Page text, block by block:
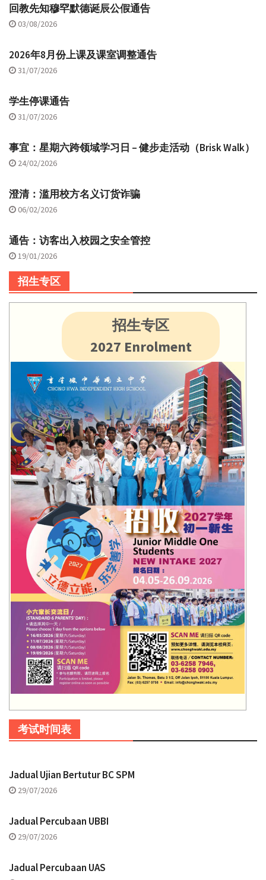
回教先知穆罕默德诞辰公假通告
03/08/2026
2026年8月份上课及课室调整通告
31/07/2026
学生停课通告
31/07/2026
事宜：星期六跨领域学习日 – 健步走活动（Brisk Walk）
24/02/2026
澄清：滥用校方名义订货诈骗
06/02/2026
通告：访客出入校园之安全管控
19/01/2026
招生专区
招生专区
2027 Enrolment
考试时间表
Jadual Ujian Bertutur BC SPM
29/07/2026
Jadual Percubaan UBBI
29/07/2026
Jadual Percubaan UAS